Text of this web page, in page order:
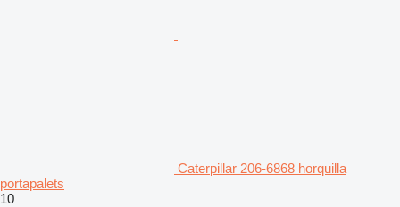
Caterpillar 206-6868 horquilla
portapalets
10